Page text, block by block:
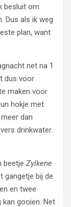
besluit om
Dus als ik weg
plan, want
net na 1
dus voor
maken voor
hokje met
dan
drinkwater.
beetje Zylkene
gangetje bij de
en twee
gooien. Net